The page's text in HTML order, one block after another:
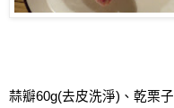
蒜瓣60g(去皮洗淨) 、乾栗子